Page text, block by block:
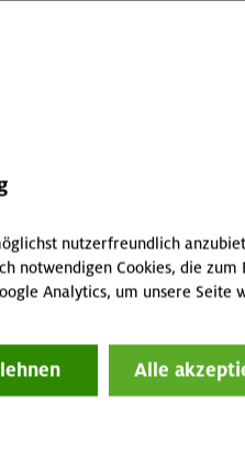
nutzerfreundlich
notwendigen Cookies, die zum
Analytics, um unsere Seite
Alle